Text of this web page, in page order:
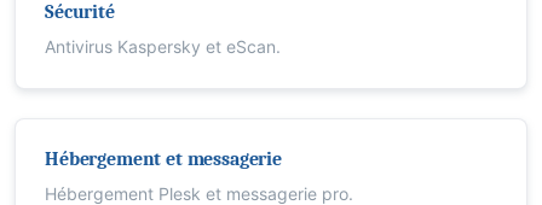
Sécurité
Antivirus Kaspersky et eScan.
Hébergement et messagerie
Hébergement Plesk et messagerie pro.